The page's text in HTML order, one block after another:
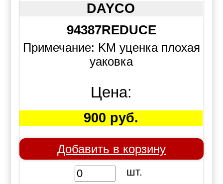
DAYCO
94387REDUCE
Примечание: KM уценка плохая
уаковка
Цена:
900 руб.
Добавить в корзину
шт.